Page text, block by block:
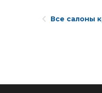
Все салоны